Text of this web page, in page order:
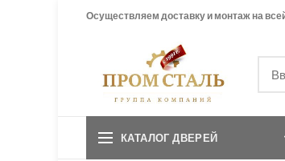
Осуществляем доставку и монтаж на
КАТАЛОГ ДВЕРЕЙ